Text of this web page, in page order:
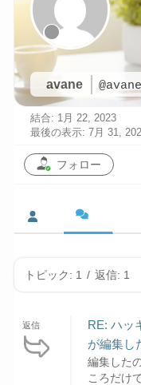
avane @avane
結合: 1月 22, 2023
最後の表示: 7月 31,
フォロー
トピック: 1 / 返信: 1
返信
RE: ハッ
が編集し
編集した
ころだけ